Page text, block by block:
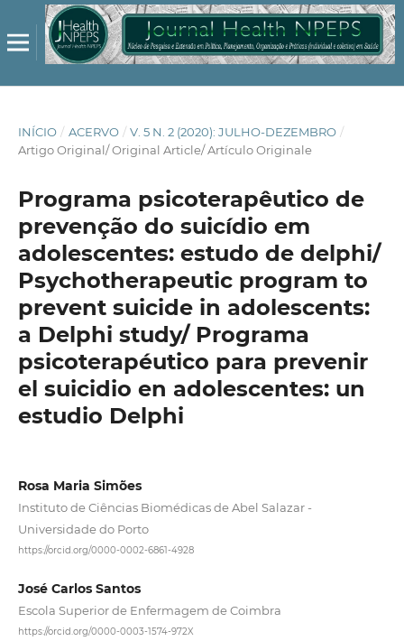
INÍCIO / ACERVO / V. 5 N. 2 (2020): JULHO-DEZEMBRO /
Artigo Original/ Original Article/ Artículo Originale
Programa psicoterapêutico de
prevenção do suicídio em
adolescentes: estudo de delphi/
Psychotherapeutic program to
prevent suicide in adolescents:
a Delphi study/ Programa
psicoterapéutico para prevenir
el suicidio en adolescentes: un
estudio Delphi
Rosa Maria Simões
Instituto de Ciências Biomédicas de Abel Salazar -
Universidade do Porto
https://orcid.org/0000-0002-6861-4928
José Carlos Santos
Escola Superior de Enfermagem de Coimbra
https://orcid.org/0000-0003-1574-972X